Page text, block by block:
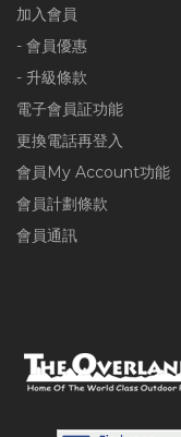
加入會員
- 會員優惠
- 升級條款
電子會員証功能
更換電話再登入
會員My Account功能
會員計劃條款
會員通訊